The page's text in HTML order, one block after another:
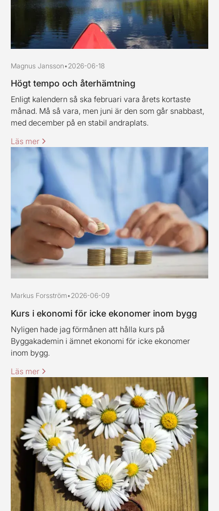
Magnus Jansson•2026-06-18
Högt tempo och återhämtning
Enligt kalendern så ska februari vara årets kortaste
månad. Må så vara, men juni är den som går snabbast,
med december på en stabil andraplats.
Läs mer
Markus Forsström•2026-06-09
Kurs i ekonomi för icke ekonomer inom bygg
Nyligen hade jag förmånen att hålla kurs på
Byggakademin i ämnet ekonomi för icke ekonomer
inom bygg.
Läs mer